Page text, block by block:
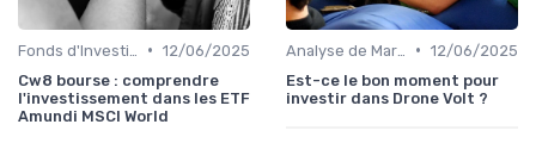
• 12/06/2025
Cw8 bourse : comprendre
l'investissement dans les ETF
Amundi MSCI World
• 12/06/2025
Est-ce le bon moment pour
investir dans Drone Volt ?